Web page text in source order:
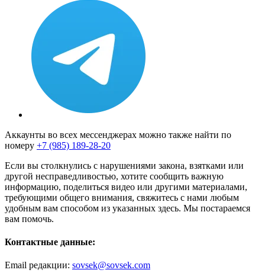
Аккаунты во всех мессенджерах можно также найти по
номеру +7 (985) 189-28-20
Если вы столкнулись с нарушениями закона, взятками или
другой несправедливостью, хотите сообщить важную
информацию, поделиться видео или другими материалами,
требующими общего внимания, свяжитесь с нами любым
удобным вам способом из указанных здесь. Мы постараемся
вам помочь.
Контактные данные:
Email редакции: sovsek@sovsek.com